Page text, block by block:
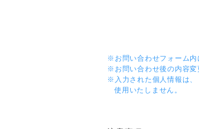
※お問い合わせフォーム内
※お問い合わせ後の内容変
※入力された個人情報は、
使用いたしません。